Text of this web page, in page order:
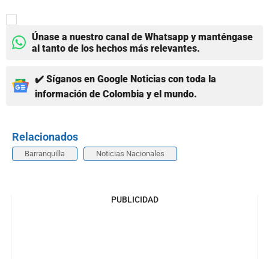
Únase a nuestro canal de Whatsapp y manténgase
al tanto de los hechos más relevantes.
✔️ Síganos en Google Noticias con toda la
información de Colombia y el mundo.
Relacionados
Barranquilla Noticias Nacionales
PUBLICIDAD